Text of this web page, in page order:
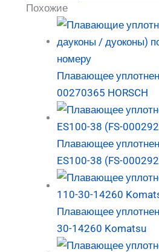
Похожие
Плавающее
00270365 HORSCH
Плавающее
ES100-38 (FS-
Плавающее
30-14260 Komatsu